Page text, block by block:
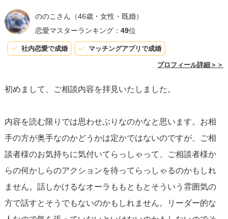
「馬鹿にされている」と感じさせてしまうのです。
彼の気持ちをはっきりさせたいのであれば、
コミュニケーションを取ることが重要です。
無理に彼を追
私がしたことで気を悪くさせた？」といった形で話を切り
す機会を作ることができれば、二人の関係を一歩前進させ
ることができるかもしれません。
最後に、彼のふるまいが時として一貫性を欠くものの、そ
れが necessarily「遊び」というわけではありません。彼な
りにあなたとの関係で格闘しているのかもしれないという
ののこさん （46歳・女性・既婚）
恋愛マスターランキング： 49位
社内恋愛で成婚 マッチングアプリで成婚
プロフィール詳細＞＞
初めまして、ご相談内容を拝見いたしました。
内容を読む限りでは思わせぶりなのかなと思います。お相
手の方が奥手なのかどうかは定かではないのですが、ご相
談者様のお気持ちに気付いてらっしゃって、ご相談者様か
らの何かしらのアクションを待ってらっしゃるのかもしれ
ません。話しかけるなオーラももともとそういう雰囲気の
方で話すとそうでもないのかもしれません。リーダー的な